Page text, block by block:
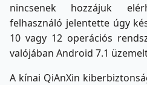
nincsenek hozzájuk
felhasználó jelentette úgy
10 vagy 12 operációs
valójában Android 7.1
A kínai QiAnXin